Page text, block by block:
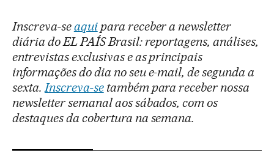
Inscreva-seaquipara receber a newsletter
diária do EL PAÍS Brasil: reportagens, análises,
entrevistas exclusivas e as principais
informações do dia no seu e-mail, de segunda a
sexta.Inscreva-setambém para receber nossa
newsletter semanal aos sábados, com os
destaques da cobertura na semana.